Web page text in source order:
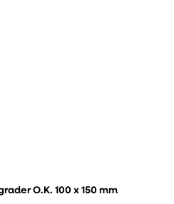
O.K. 100 x 150 mm